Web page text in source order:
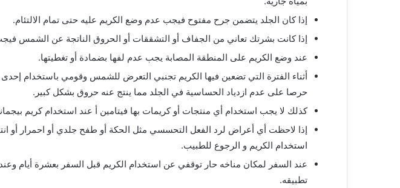
إذا كان الجلد يتضمن جرح مفتوح فيجب عدم وضع الكريم عليه حتى تمام الالتئام.
إذا كانت بشرتك تعاني من الجفاف أو التشققات أو الحروق الناتجة عن الشمس
عند وضع الكريم على المنطقة المصابة يجب عدم لفها بضمادة أو تغطيتها.
أثناء الفترة التي تضعين فيها الكريم تجنبي التعرض للشمس وقومي باستخدام إحدى
حرصا على عدم ازدياد الحساسية في الجلد مما ينتج عنه حروق بشكل كبير.
كذلك لا يجب استخدام أي منتجات أو كريمات بها فيتامين أ عند استخدام كريم
إذا لاحظت أي أعراض لرد الفعل التحسسي مثل الحكة أو طفح جلدي أو احمرار أو
استخدام الكريم و الرجوع للطبيب.
عند السفر لمكان مناخه حار توقفي عن استخدام الكريم قبل السفر بعشرة أيام
تطبيقه.